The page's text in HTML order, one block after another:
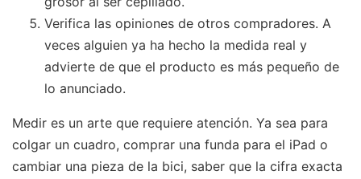
Verifica las opiniones de otros compradores. A
veces alguien ya ha hecho la medida real y
advierte de que el producto es más pequeño de
lo anunciado.
Medir es un arte que requiere atención. Ya sea para
colgar un cuadro, comprar una funda para el iPad o
cambiar una pieza de la bici, saber que la cifra exacta